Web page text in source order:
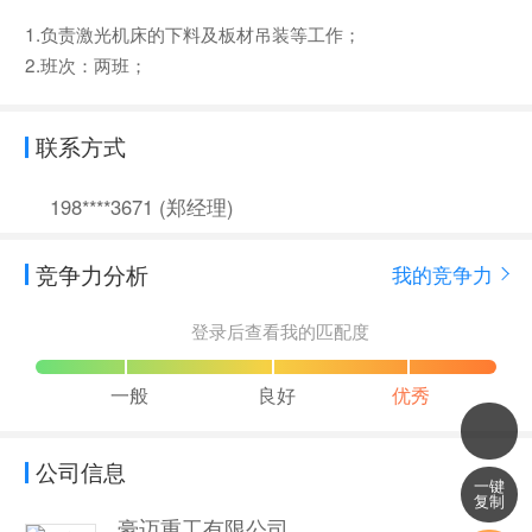
1.负责激光机床的下料及板材吊装等工作；
2.班次：两班；
联系方式
198****3671 (郑经理)
竞争力分析 我的竞争力
登录后查看我的匹配度
一般 良好 优秀
公司信息 一键
复制